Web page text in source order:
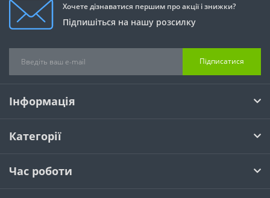
Хочете дізнаватися першим про акції і знижки?
Підпишіться на нашу розсилку
Підписатися
Інформація
Категорії
Час роботи